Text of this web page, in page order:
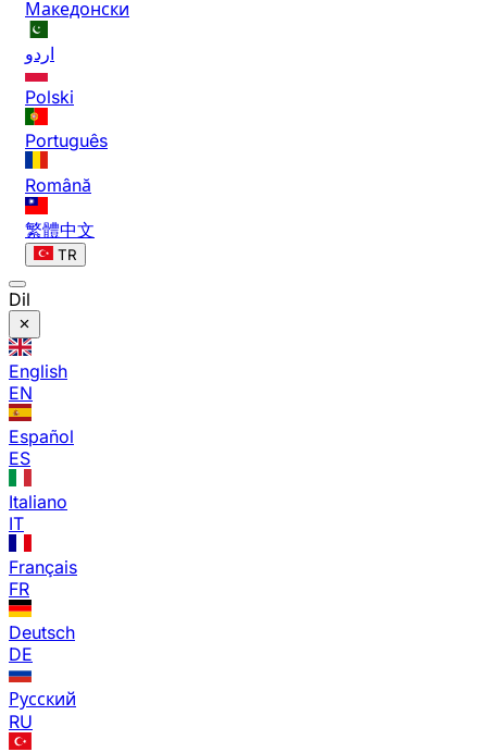
Македонски
اردو
Polski
Português
Română
繁體中文
TR
Dil
English
EN
Español
ES
Italiano
IT
Français
FR
Deutsch
DE
Русский
RU